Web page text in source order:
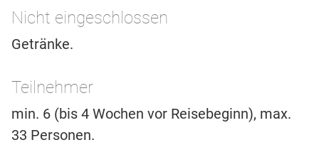
Nicht eingeschlossen
Getränke.
Teilnehmer
min. 6 (bis 4 Wochen vor Reisebeginn), max.
33 Personen.